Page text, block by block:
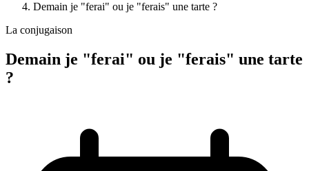
Demain je "ferai" ou je "ferais" une tarte ?
La conjugaison
Demain je "ferai" ou je "ferais" une tarte
?